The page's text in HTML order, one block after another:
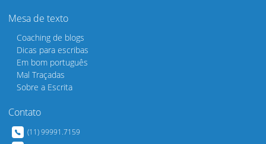
Mesa de texto
Coaching de blogs
Dicas para escribas
Em bom português
Mal Traçadas
Sobre a Escrita
Contato
(11) 99991.7159